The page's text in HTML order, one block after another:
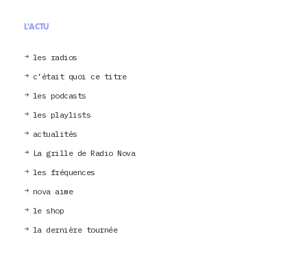
L'ACTU
les radios
c’était quoi ce titre
les podcasts
les playlists
actualités
La grille de Radio Nova
les fréquences
nova aime
le shop
la dernière tournée